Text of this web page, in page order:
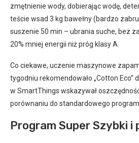
zmętnienie wody, dobierając wodę,
teście wsad 3 kg bawełny (bardzo
suszenie 50 min – ubrania suche, bez
20% mniej energii niż próg klasy A.
Co ciekawe, uczenie maszynowe
tygodniu rekomendowało „Cotton Eco”
w SmartThings wskazywał
porównaniu do standardowego
Program Super Szybki i